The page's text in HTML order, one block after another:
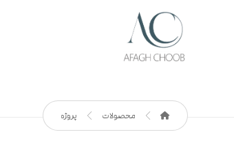
محصولات پروژه